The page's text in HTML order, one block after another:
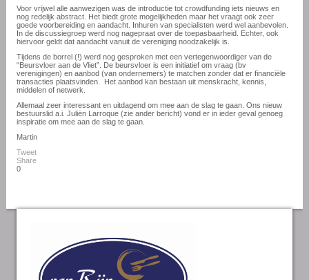
Voor vrijwel alle aanwezigen was de introductie tot crowdfunding iets nieuws en
nog redelijk abstract. Het biedt grote mogelijkheden maar het vraagt ook zeer
goede voorbereiding en aandacht. Inhuren van specialisten werd wel aanbevolen.
In de discussiegroep werd nog nagepraat over de toepasbaarheid. Echter, ook
hiervoor geldt dat aandacht vanuit de vereniging noodzakelijk is.
Tijdens de borrel (!) werd nog gesproken met een vertegenwoordiger van de
“Beursvloer aan de Vliet”. De beursvloer is een initiatief om vraag (bv
verenigingen) en aanbod (van ondernemers) te matchen zonder dat er financiële
transacties plaatsvinden. Het aanbod kan bestaan uit menskracht, kennis,
middelen of netwerk.
Allemaal zeer interessant en uitdagend om mee aan de slag te gaan. Ons nieuw
bestuurslid a.i. Juliën Larroque (zie ander bericht) vond er in ieder geval genoeg
inspiratie om mee aan de slag te gaan.
Martin
Tweet
Share
0